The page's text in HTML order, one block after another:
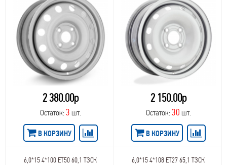
2 380.00р
Остаток: 3 шт.
В КОРЗИНУ
2 150.00р
Остаток:30 шт.
В КОРЗИНУ
6,0*15 4*100 ET50 60,1 ТЗСК
6,0*15 4*108 ET27 65,1 ТЗСК